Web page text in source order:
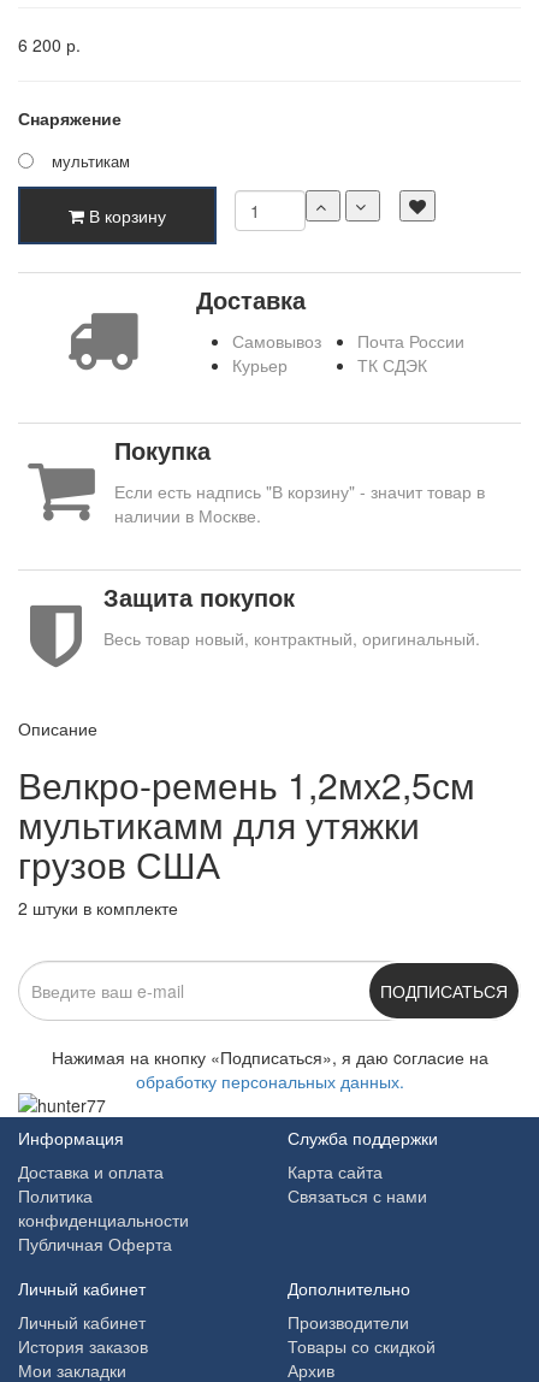
6 200 р.
Снаряжение
мультикам
В корзину
Доставка
Самовывоз
Курьер
Почта России
ТК СДЭК
Покупка
Если есть надпись "В корзину" - значит товар в
наличии в Москве.
Защита покупок
Весь товар новый, контрактный, оригинальный.
Описание
Велкро-ремень 1,2мх2,5см
мультикамм для утяжки
грузов США
2 штуки в комплекте
ПОДПИСАТЬСЯ
Нажимая на кнопку «Подписаться», я даю cогласие на
обработку персональных данных.
Информация
Доставка и оплата
Политика
конфиденциальности
Публичная Оферта
Служба поддержки
Карта сайта
Связаться с нами
Личный кабинет
Личный кабинет
История заказов
Мои закладки
Дополнительно
Производители
Товары со скидкой
Архив